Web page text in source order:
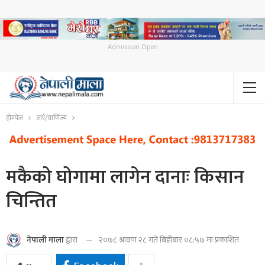
Admission Open
होमपेज अर्थ/वाणिज्य
मकैको घोगामा लागेन दानाः किसान
चिन्तित
नेपाली मालाद्वारा २०७८ श्रावण २८ गते बिहीबार ०८:५७ मा प्रकाशित